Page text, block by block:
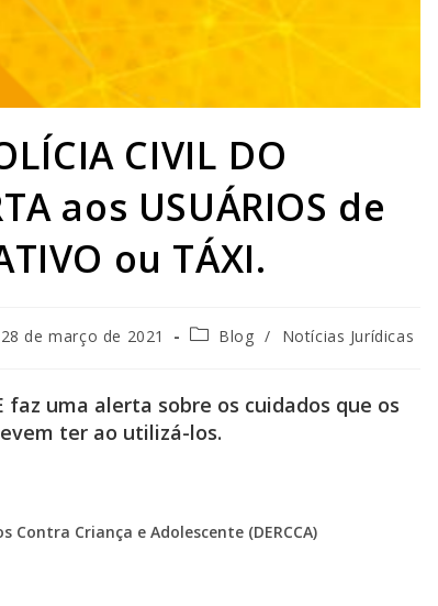
CIVIL DO
aos USUÁRIOS de
ou TÁXI.
28 de março de 2021 Blog / Notícias Jurídicas
faz uma alerta sobre os cuidados que os
ter ao utilizá-los.
Criança e Adolescente (DERCCA)